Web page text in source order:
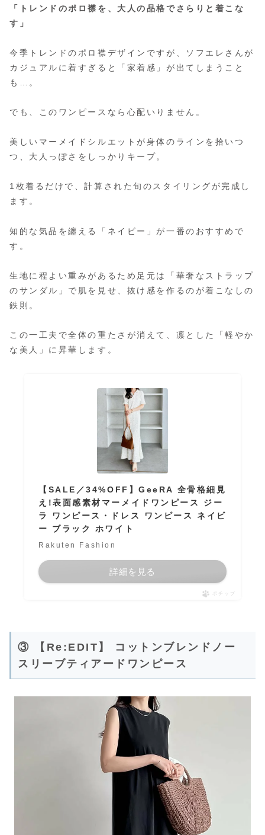
「トレンドのポロ襟を、大人の品格でさらりと着こな
す」
今季トレンドのポロ襟デザインですが、ソフエレさんが
カジュアルに着すぎると「家着感」が出てしまうこと
も…。
でも、このワンピースなら心配いりません。
美しいマーメイドシルエットが身体のラインを拾いつ
つ、大人っぽさをしっかりキープ。
1枚着るだけで、計算された旬のスタイリングが完成し
ます。
知的な気品を纏える「ネイビー」が一番のおすすめで
す。
生地に程よい重みがあるため足元は「華奢なストラップ
のサンダル」で肌を見せ、抜け感を作るのが着こなしの
鉄則。
この一工夫で全体の重たさが消えて、凛とした「軽やか
な美人」に昇華します。
【SALE／34%OFF】GeeRA 全骨格細見
え!表面感素材マーメイドワンピース ジー
ラ ワンピース・ドレス ワンピース ネイビ
ー ブラック ホワイト
Rakuten Fashion
詳細を見る
ポチップ
③ 【Re:EDIT】 コットンブレンドノー
スリーブティアードワンピース